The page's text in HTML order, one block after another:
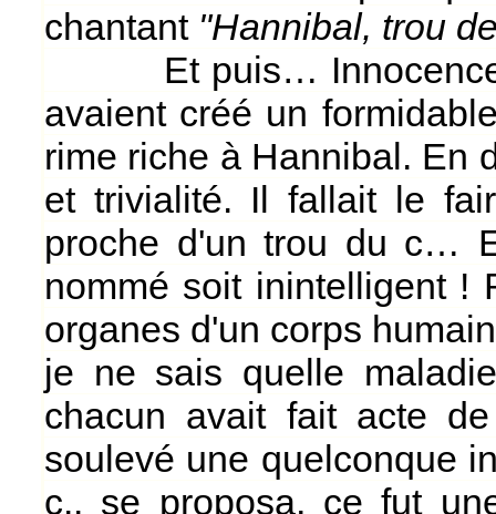
chantant "Hannibal, trou
Et puis… Innocence
avaient créé un
rime riche à Hannibal. En
et trivialité. Il fallait le
proche d'un trou du c…
nommé soit inintelligent !
organes d'un corps
je ne sais quelle
chacun avait fait acte
soulevé une quelconque
c.. se proposa, ce fut